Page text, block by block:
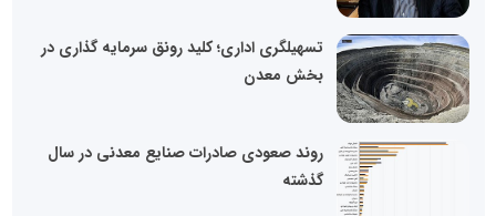
تسهیلگری اداری؛ کلید رونق سرمایه گذاری در
بخش معدن
روند صعودی صادرات صنایع معدنی در سال
گذشته